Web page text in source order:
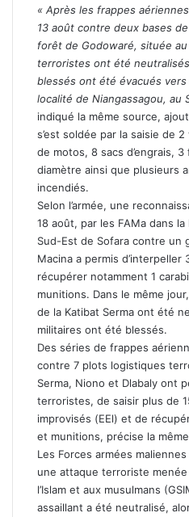
« Après les frappes
13 août contre deux bases
forêt de Godowaré, située
terroristes ont été
blessés ont été évacués
localité de Niangassagou, au
indiqué la même source,
s’est soldée par la saisie de
de motos, 8 sacs d’engrais,
diamètre ainsi que plusieurs
incendiés.
Selon l’armée, une
18 août, par les FAMa dans
Sud-Est de Sofara contre un
Macina a permis
récupérer notamment 1
munitions. Dans le même
de la Katibat Serma ont été
militaires ont été blessés.
Des séries de frappes
contre 7 plots logistiques
Serma, Niono et Dlabaly ont
terroristes, de saisir plus de
improvisés (EEl) et de
et munitions, précise la
Les Forces armées
une attaque terroriste
l’Islam et aux musulmans
assaillant a été neutralisé,